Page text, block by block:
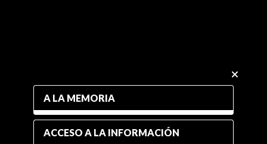
A LA MEMORIA
ACCESO A LA INFORMACIÓN